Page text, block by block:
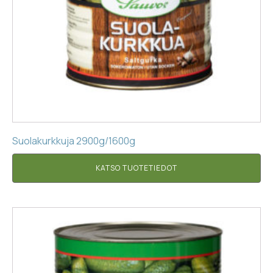
Suolakurkkuja 2900g/1600g
KATSO TUOTETIEDOT